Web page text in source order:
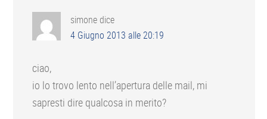
simone dice
4 Giugno 2013 alle 20:19
ciao,
io lo trovo lento nell’apertura delle mail, mi
sapresti dire qualcosa in merito?